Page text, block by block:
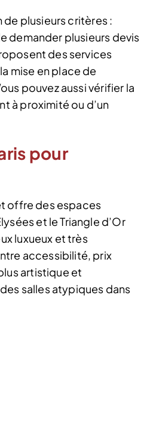
de plusieurs critères :
demander plusieurs devis
des services
mise en place de
pouvez aussi vérifier la
à proximité ou d’un
pour
offre des espaces
et le Triangle d’Or
luxueux et très
accessibilité, prix
artistique et
salles atypiques dans